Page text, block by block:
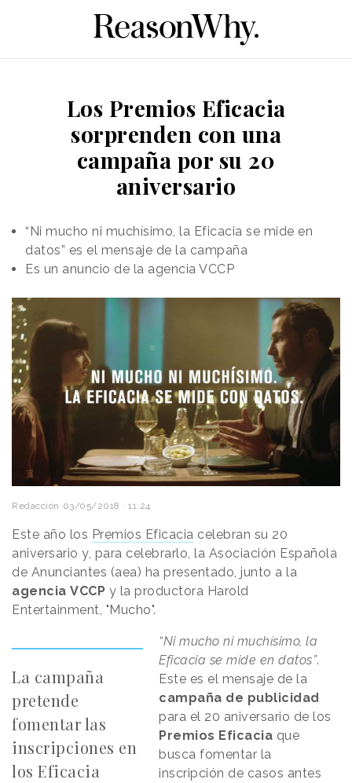
Los Premios Eficacia
sorprenden con una
campaña por su 20
aniversario
“Ni mucho ni muchísimo, la Eficacia se mide en
datos” es el mensaje de la campaña
Es un anuncio de la agencia VCCP
Redacción 03/05/2018 · 11:24
Este año los Premios Eficacia celebran su 20
aniversario y, para celebrarlo, la Asociación Española
de Anunciantes (aea) ha presentado, junto a la
agencia VCCP y la productora Harold
Entertainment, "Mucho".
La campaña
pretende
fomentar las
inscripciones en
los Eficacia
“Ni mucho ni muchísimo, la
Eficacia se mide en datos”.
Este es el mensaje de la
campaña de publicidad
para el 20 aniversario de los
Premios Eficacia que
busca fomentar la
inscripción de casos antes